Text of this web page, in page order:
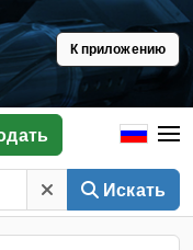
К приложению
Искать